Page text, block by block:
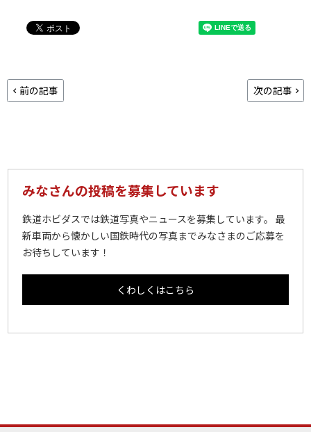
前の記事 次の記事
みなさんの投稿を募集しています
鉄道ホビダスでは鉄道写真やニュースを募集しています。 最
新車両から懐かしい国鉄時代の写真までみなさまのご応募を
お待ちしています！
くわしくはこちら